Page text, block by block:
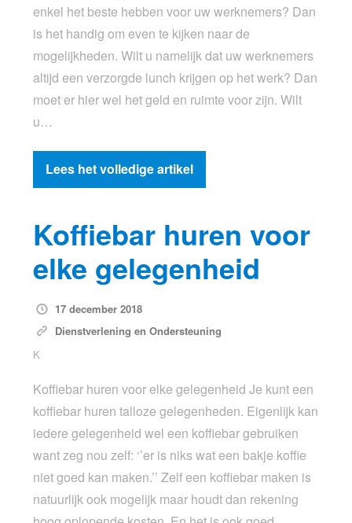
enkel het beste hebben voor uw werknemers? Dan
is het handig om even te kijken naar de
mogelijkheden. Wilt u namelijk dat uw werknemers
altijd een verzorgde lunch krijgen op het werk? Dan
moet er hier wel het geld en ruimte voor zijn. Wilt
u…
Lees het volledige artikel
Koffiebar huren voor
elke gelegenheid
17 december 2018
Dienstverlening en Ondersteuning
K
Koffiebar huren voor elke gelegenheid Je kunt een
koffiebar huren talloze gelegenheden. Eigenlijk kan
iedere gelegenheid wel een koffiebar gebruiken
want zeg nou zelf: ‘’er is niks wat een bakje koffie
niet goed kan maken.’’ Zelf een koffiebar maken is
natuurlijk ook mogelijk maar houdt dan rekening